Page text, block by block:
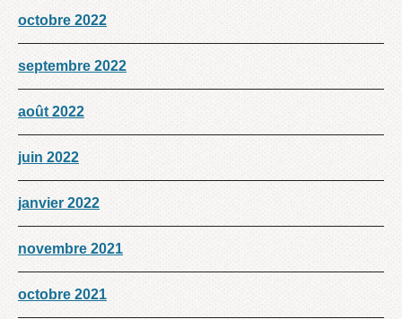
octobre 2022
septembre 2022
août 2022
juin 2022
janvier 2022
novembre 2021
octobre 2021